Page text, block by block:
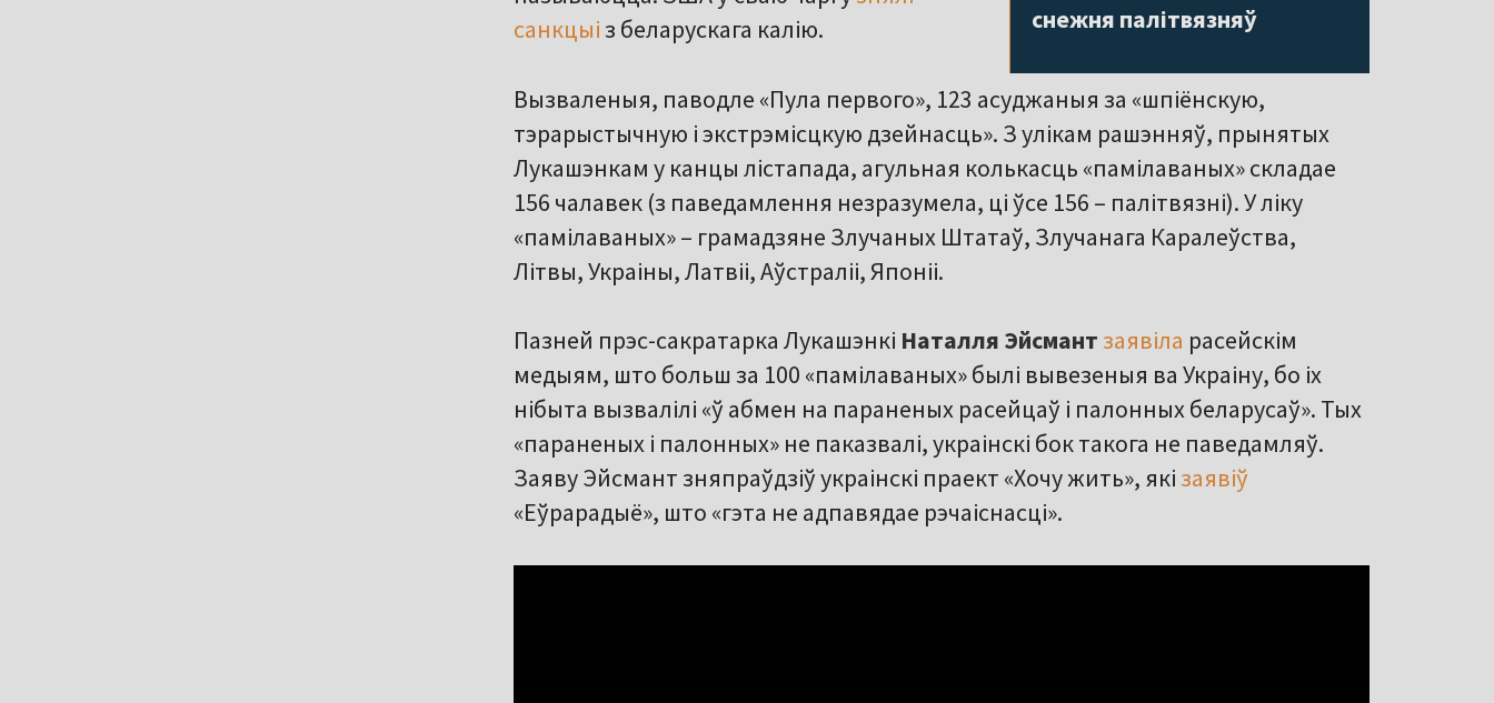
снежня палітвязняў
санкцыіз беларускага калію.
Вызваленыя, паводле «Пула первого», 123 асуджаныя за «шпіёнскую,
тэрарыстычную і экстрэмісцкую дзейнасць». З улікам рашэнняў, прынятых
Лукашэнкам у канцы лістапада, агульная колькасць «памілаваных» складае
156 чалавек (з паведамлення незразумела, ці ўсе 156 – палітвязні). У ліку
«памілаваных» – грамадзяне Злучаных Штатаў, Злучанага Каралеўства,
Літвы, Украіны, Латвіі, Аўстраліі, Японіі.
Пазней прэс-сакратарка Лукашэнкі Наталля Эйсмант заявіла расейскім
медыям, што больш за 100 «памілаваных» былі вывезеныя ва Украіну, бо іх
нібыта вызвалілі «ў абмен на параненых расейцаў і палонных беларусаў». Тых
«параненых і палонных» не паказвалі, украінскі бок такога не паведамляў.
Заяву Эйсмант зняпраўдзіў украінскі праект «Хочу жить», які заявіў
«Еўрарадыё», што «гэта не адпавядае рэчаіснасці».